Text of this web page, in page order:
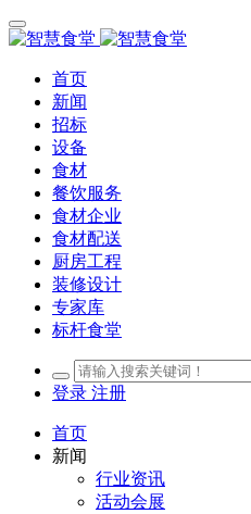
首页
新闻
招标
设备
食材
餐饮服务
食材企业
食材配送
厨房工程
装修设计
专家库
标杆食堂
登录 注册
首页
新闻
行业资讯
活动会展